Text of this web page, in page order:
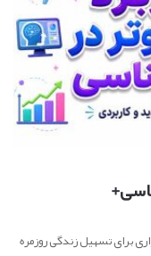
برای تسهیل زندگی روزمره